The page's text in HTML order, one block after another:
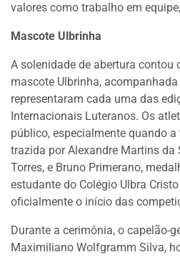
valores como trabalho em
Mascote Ulbrinha
A solenidade de abertura contou
mascote Ulbrinha,
representaram cada uma das
Internacionais Luteranos. Os
público, especialmente quando
trazida por Alexandre Martins da
Torres, e Bruno Primerano,
estudante do Colégio Ulbra
oficialmente o início das
Durante a cerimônia, o capelão-
Maximiliano Wolfgramm Silva,